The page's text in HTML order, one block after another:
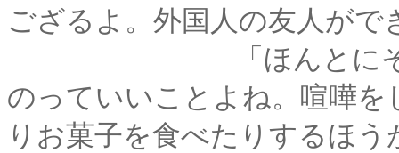
ござるよ。外国人の友人が
「ほんとにそうね･･
のっていいことよね。喧嘩
りお菓子を食べたりするほう